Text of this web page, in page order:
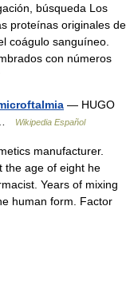
búsqueda Los
proteínas originales de
coágulo sanguíneo.
con números
— HUGO
…
Wikipedia Español
manufacturer.
the age of eight he
Years of mixing
human form. Factor